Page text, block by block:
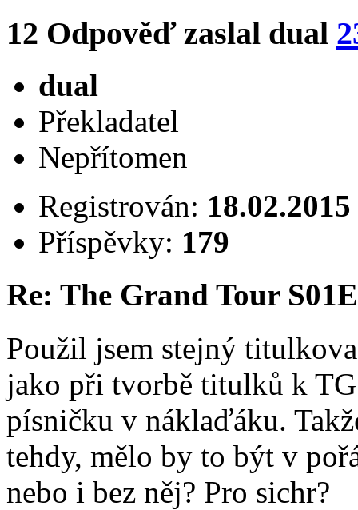
12 Odpověď zaslal dual
dual
Překladatel
Nepřítomen
Registrován: 18.02.2015
Příspěvky: 179
Re: The Grand Tour
Použil jsem stejný
jako při tvorbě titulků k
písničku v náklaďáku.
tehdy, mělo by to být v
nebo i bez něj? Pro sichr?